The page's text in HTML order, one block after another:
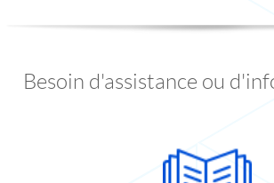
Besoin d'assistance ou